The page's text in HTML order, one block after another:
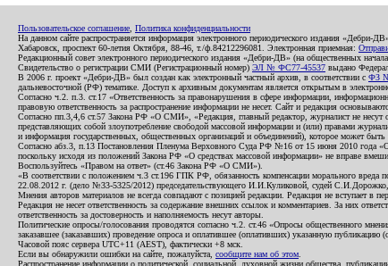
Пользовательское соглашение Политика конфиденциальности
На данном сайте распространяется информация электронного периодического издания
Хабаровск, проспект 60-летия Октября, 88-46, т./ф.84212296081. Электронная приемная:
Редакционный совет электронного периодического издания «Дебри-ДВ» (на
Свидетельство о регистрации СМИ (Регистрационный номер) ЭЛ № ФС77-45537 выдано
В 2006 г. проект «Дебри-ДВ» был создан как электронный частный архив, в соответствии с ФЗ №
дальневосточной (РФ) тематике. Доступ к архивным документам является открытым в
Согласно ч.2. п.3. ст.17 «Ответственность за правонарушения в сфере информации,
правовую ответственность за распространение информации не несет. Сайт и редакция
Согласно пп.3,4,6 ст.57 Закона РФ «О СМИ», «Редакция, главный редактор, журналист не несут
представляющих собой злоупотребление свободой массовой информации и (или) правами
и информация государственных, общественных организаций и объединений), которое может быть
Согласно абз.3, п.13 Постановления Пленума Верховного Суда РФ №16 от 15 июня 2010 года «О
поскольку исходя из положений Закона РФ «О средствах массовой информации» не вправе
Воспользуйтесь «Правом на ответ» (ст.46 Закона РФ «О СМИ»).
«В соответствии с положением ч.3 ст.196 ГПК РФ, обязанность компенсации морального вреда
22.08.2012 г. (дело №33-5325/2012) председательствующего И.И.Куликовой, судей
Мнения авторов материалов не всегда совпадают с позицией редакции. Редакция не вступает в
Редакция не несет ответственность за содержание внешних ссылок и комментариев. За них
ответственность за достоверность и наполняемость несут авторы.
Политические опросы/голосования проводятся согласно ч.2. ст.46 «Опросы общественного
заказавшее (заказавших) проведение опроса и оплатившее (оплативших) указанную публикацию
Часовой пояс сервера UTC+11 (AEST), фактически +8 мск.
Если вы обнаружили ошибки на сайте, пожалуйста, сообщите нам об этом
Распространение информации о политической, социальной, духовной жизни общества,